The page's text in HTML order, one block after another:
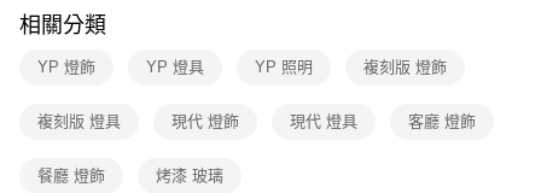
１．於結帳方式選擇「AFTEE先享後付」後，將跳轉至「AFTEE先享後付」
２．訂單成立數日內，您將收到繳費通知簡訊。
３．收到繳費通知簡訊後14天內，點擊此簡訊中的連結，可透過四大超商／
※ 請注意：結帳手續完成當下不需立刻繳費，但若您需要取消訂單，請聯絡
新竹貨運宅配
相關分類
YP 燈飾 YP 燈具 YP 照明 複刻版 燈飾
複刻版 燈具 現代 燈飾 現代 燈具 客廳 燈飾
餐廳 燈飾 烤漆 玻璃